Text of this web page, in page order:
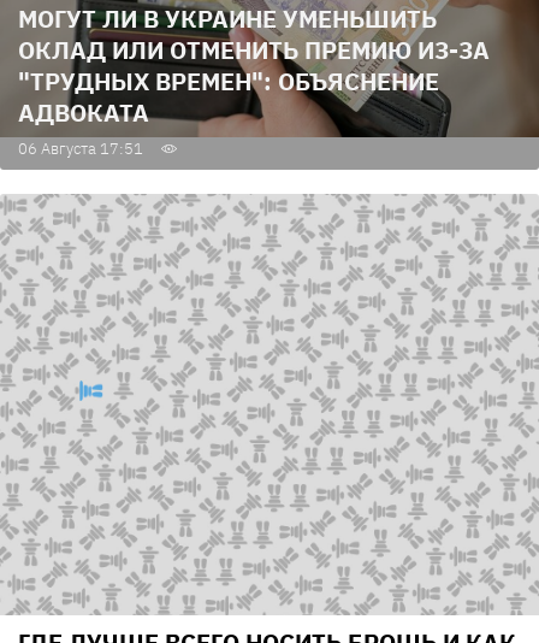
МОГУТ ЛИ В УКРАИНЕ УМЕНЬШИТЬ
ОКЛАД ИЛИ ОТМЕНИТЬ ПРЕМИЮ ИЗ-ЗА
"ТРУДНЫХ ВРЕМЕН": ОБЪЯСНЕНИЕ
АДВОКАТА
06 Августа 17:51